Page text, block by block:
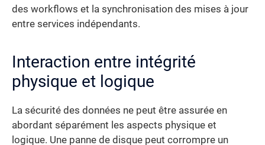
des workflows et la synchronisation des mises à jour
entre services indépendants.
Interaction entre intégrité
physique et logique
La sécurité des données ne peut être assurée en
abordant séparément les aspects physique et
logique. Une panne de disque peut corrompre un